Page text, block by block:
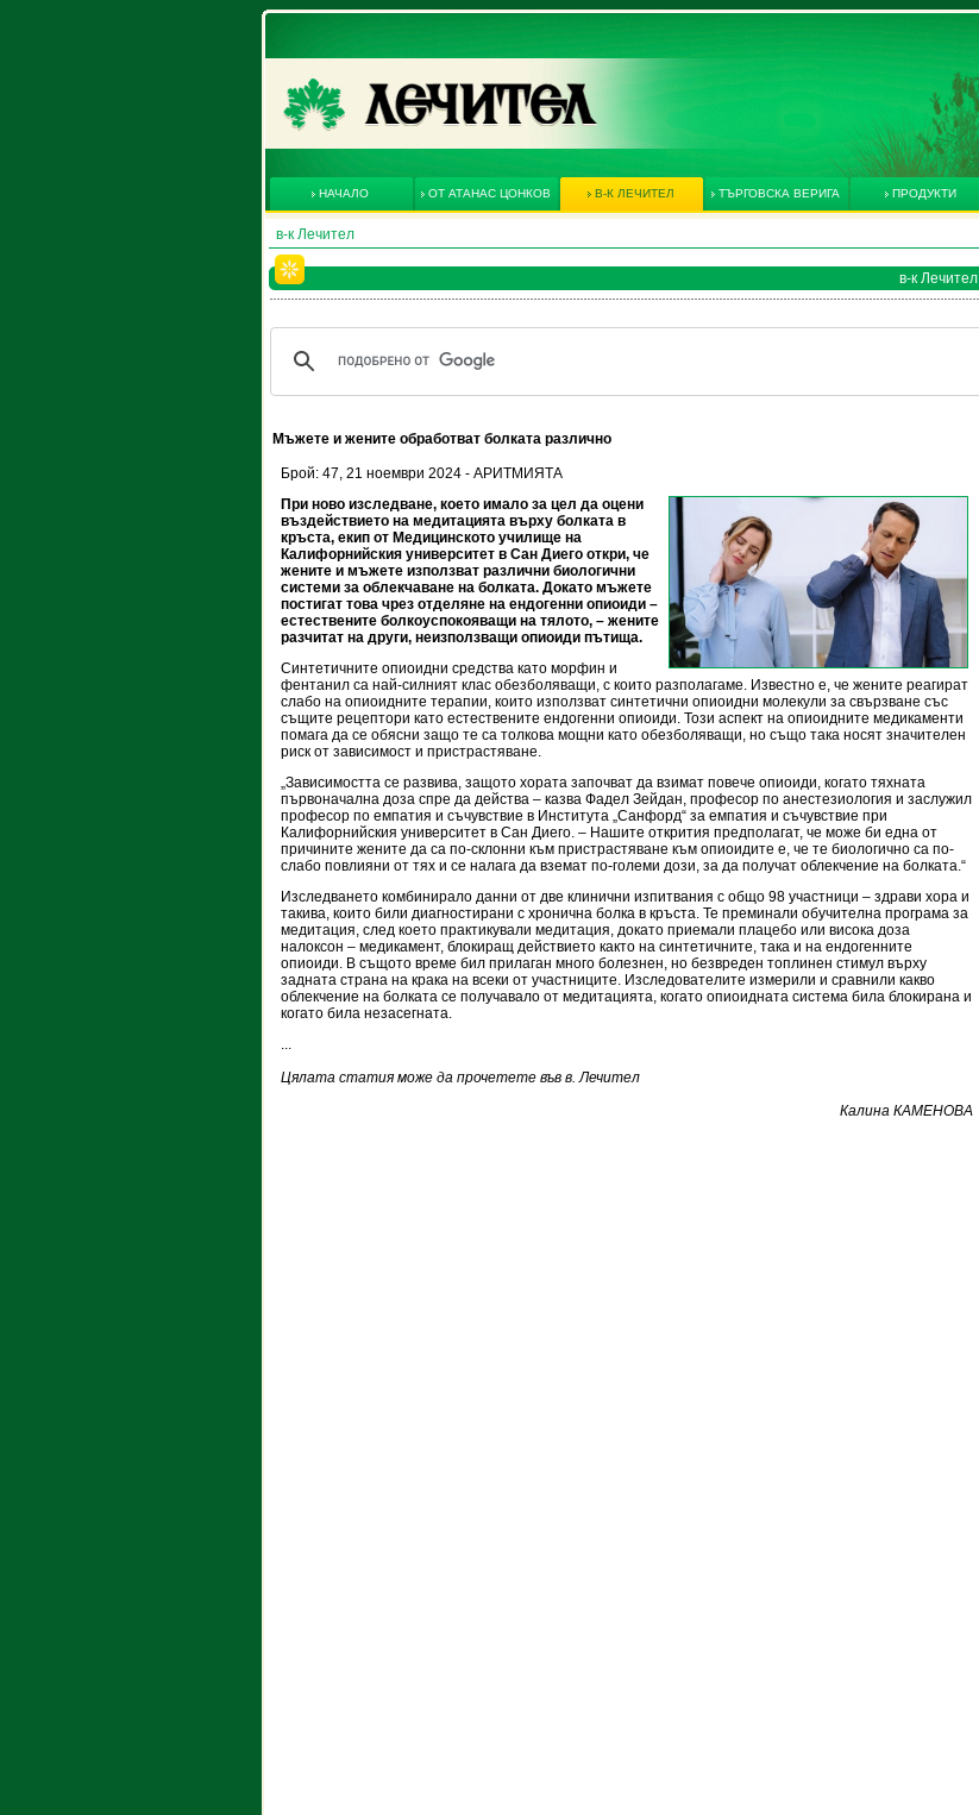
НАЧАЛО ОТ АТАНАС ЦОНКОВ В-К ЛЕЧИТЕЛ ТЪРГОВСКА ВЕРИГА ПРОДУКТИ
в-к Лечител
в-к Лечител
Мъжете и жените обработват болката различно
Брой: 47, 21 ноември 2024 - АРИТМИЯТА
При ново изследване, което имало за цел да оцени
въздействието на медитацията върху болката в
кръста, екип от Медицинското училище на
Калифорнийския университет в Сан Диего откри, че
жените и мъжете използват различни биологични
системи за облекчаване на болката. Докато мъжете
постигат това чрез отделяне на ендогенни опиоиди –
естествените болкоуспокояващи на тялото, – жените
разчитат на други, неизползващи опиоиди пътища.
Синтетичните опиоидни средства като морфин и
фентанил са най-силният клас обезболяващи, с които разполагаме. Известно е, че жените реагират
слабо на опиоидните терапии, които използват синтетични опиоидни молекули за свързване със
същите рецептори като естествените ендогенни опиоиди. Този аспект на опиоидните медикаменти
помага да се обясни защо те са толкова мощни като обезболяващи, но също така носят значителен
риск от зависимост и пристрастяване.
„Зависимостта се развива, защото хората започват да взимат повече опиоиди, когато тяхната
първоначална доза спре да действа – казва Фадел Зейдан, професор по анестезиология и заслужил
професор по емпатия и съчувствие в Института „Санфорд“ за емпатия и съчувствие при
Калифорнийския университет в Сан Диего. – Нашите открития предполагат, че може би една от
причините жените да са по-склонни към пристрастяване към опиоидите е, че те биологично са по-
слабо повлияни от тях и се налага да вземат по-големи дози, за да получат облекчение на болката.“
Изследването комбинирало данни от две клинични изпитвания с общо 98 участници – здрави хора и
такива, които били диагностирани с хронична болка в кръста. Те преминали обучителна програма за
медитация, след което практикували медитация, докато приемали плацебо или висока доза
налоксон – медикамент, блокиращ действието както на синтетичните, така и на ендогенните
опиоиди. В същото време бил прилаган много болезнен, но безвреден топлинен стимул върху
задната страна на крака на всеки от участниците. Изследователите измерили и сравнили какво
облекчение на болката се получавало от медитацията, когато опиоидната система била блокирана и
когато била незасегната.
...
Цялата статия може да прочетете във в. Лечител
Калина КАМЕНОВА